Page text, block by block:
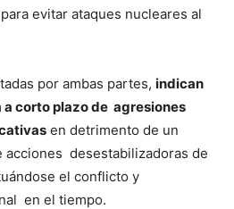
evitar ataques nucleares al
por ambas partes, indican
corto plazo de agresiones
en detrimento de un
acciones desestabilizadoras de
el conflicto y
en el tiempo.